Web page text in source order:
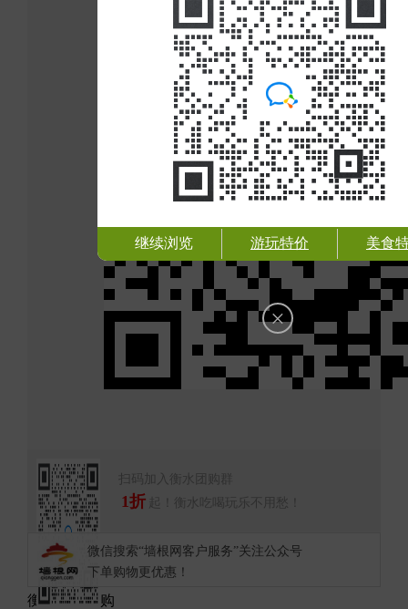
扫码加入衡水团购群
1折 起！衡水吃喝玩乐不用愁！
微信搜索“墙根网客户服务”关注公众号
下单购物更优惠！
衡水热门团购
×
继续浏览 游玩特价 美食